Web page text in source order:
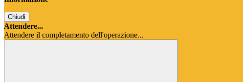
Chiudi
Attendere...
Attendere il completamento dell'operazione...